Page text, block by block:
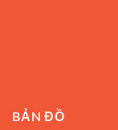
BẢN ĐỒ